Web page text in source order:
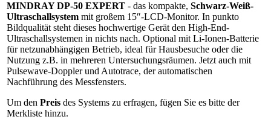
MINDRAY DP-50 EXPERT - das kompakte, Schwarz-Weiß-
Ultraschallsystem mit großem 15″-LCD-Monitor. In punkto
Bildqualität steht dieses hochwertige Gerät den High-End-
Ultraschallsystemen in nichts nach. Optional mit Li-Ionen-Batterie
für netzunabhängigen Betrieb, ideal für Hausbesuche oder die
Nutzung z.B. in mehreren Untersuchungsräumen. Jetzt auch mit
Pulsewave-Doppler und Autotrace, der automatischen
Nachführung des Messfensters.
Um den Preis des Systems zu erfragen, fügen Sie es bitte der
Merkliste hinzu.